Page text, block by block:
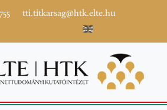
tti.titkarsag@htk.elte.hu